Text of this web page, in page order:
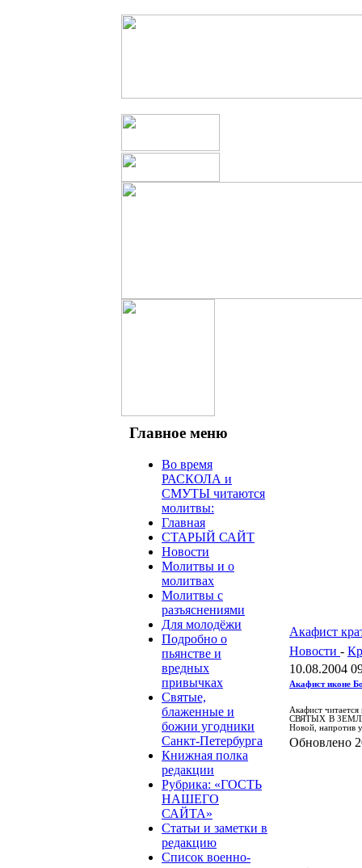
Главное меню
Во время
РАСКОЛА и
СМУТЫ читаются
молитвы:
Главная
СТАРЫЙ САЙТ
Новости
Молитвы и о
молитвах
Молитвы с
разъяснениями
Для молодёжи
Подробно о
пьянстве и
вредных
привычках
Святые,
блаженные и
божии угодники
Санкт-Петербурга
Книжная полка
редакции
Рубрика: «ГОСТЬ
НАШЕГО
САЙТА»
Статьи и заметки в
редакцию
Список военно-
Акафист
Новости -
10.08.2004
Акафист иконе
Акафист
СВЯТЫХ В
Новой, напротив
Обновлено